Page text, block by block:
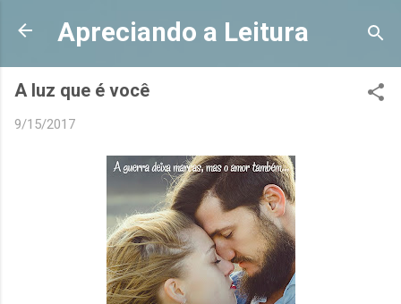
Pular para o conteúdo principal
Apreciando a Leitura
A luz que é você
9/15/2017